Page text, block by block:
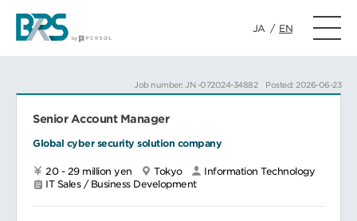
JA / EN
Job number: JN -072024-34882 Posted: 2026-06-23
Senior Account Manager
Global cyber security solution company
20 - 29 million yen Tokyo
Information Technology
IT Sales / Business Development